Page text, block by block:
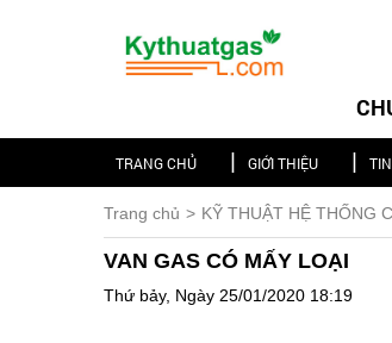
TRANG CHỦ GIỚI THIỆU
Trang chủ KỸ THUẬT HỆ THỐNG
VAN GAS CÓ MẤY LOẠI
Thứ bảy, Ngày 25/01/2020 18:19